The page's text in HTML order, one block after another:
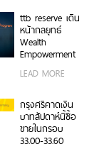
และการเติบโต
อย่างยั่งยืน
ttb reserve เดิน
หน้ากลยุทธ์
Wealth
Empowerment
Program สร้าง
สานต่อความ
สำเร็จครอบครัว
จากรุ่นสู่รุ่น
LEAD MORE
กรุงศรีคาดเงิน
บาทสัปดาห์นี้ซื้อ
ขายในกรอบ
33.00-33.60